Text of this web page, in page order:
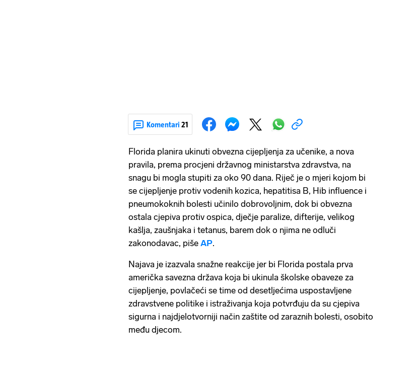
Komentari 21
Florida planira ukinuti obvezna cijepljenja za učenike, a nova
pravila, prema procjeni državnog ministarstva zdravstva, na
snagu bi mogla stupiti za oko 90 dana. Riječ je o mjeri kojom bi
se cijepljenje protiv vodenih kozica, hepatitisa B, Hib influence i
pneumokoknih bolesti učinilo dobrovoljnim, dok bi obvezna
ostala cjepiva protiv ospica, dječje paralize, difterije, velikog
kašlja, zaušnjaka i tetanus, barem dok o njima ne odluči
zakonodavac, piše AP.
Najava je izazvala snažne reakcije jer bi Florida postala prva
američka savezna država koja bi ukinula školske obaveze za
cijepljenje, povlačeći se time od desetljećima uspostavljene
zdravstvene politike i istraživanja koja potvrđuju da su cjepiva
sigurna i najdjelotvorniji način zaštite od zaraznih bolesti, osobito
među djecom.